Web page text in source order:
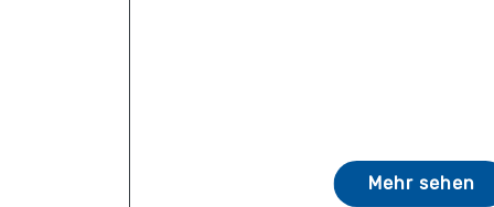
Mehr sehen